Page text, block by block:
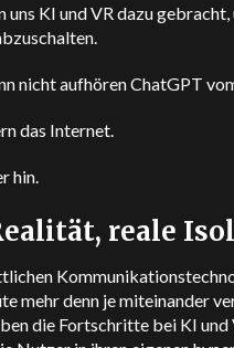
uns KI und VR dazu gebracht,
nicht aufhörenChatGPT
das Internet.
hin.
reale
mehr denn je miteinander
die Fortschritte bei KI und